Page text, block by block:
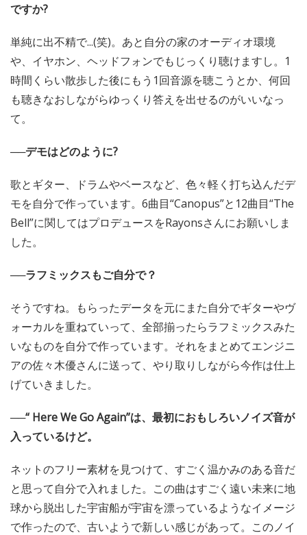
ですか?
単純に出不精で...(笑)。あと自分の家のオーディオ環境
や、イヤホン、ヘッドフォンでもじっくり聴けますし。1
時間くらい散歩した後にもう1回音源を聴こうとか、何回
も聴きなおしながらゆっくり答えを出せるのがいいなっ
て。
──デモはどのように?
歌とギター、ドラムやベースなど、色々軽く打ち込んだデ
モを自分で作っています。6曲目“Canopus”と12曲目“The
Bell”に関してはプロデュースをRayonsさんにお願いしま
した。
──ラフミックスもご自分で？
そうですね。もらったデータを元にまた自分でギターやヴ
ォーカルを重ねていって、全部揃ったらラフミックスみた
いなものを自分で作っています。それをまとめてエンジニ
アの佐々木優さんに送って、やり取りしながら今作は仕上
げていきました。
──“ Here We Go Again”は、最初におもしろいノイズ音が
入っているけど。
ネットのフリー素材を見つけて、すごく温かみのある音だ
と思って自分で入れました。この曲はすごく遠い未来に地
球から脱出した宇宙船が宇宙を漂っているようなイメージ
で作ったので、古いようで新しい感じがあって。このノイ